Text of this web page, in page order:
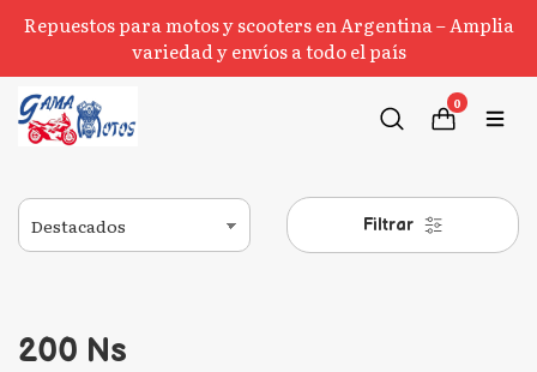
Repuestos para motos y scooters en Argentina – Amplia
variedad y envíos a todo el país
0
Filtrar
200 Ns